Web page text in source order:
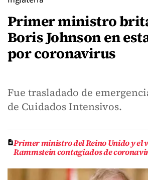
Primer ministro
Boris Johnson en
por coronavirus
Fue trasladado de
de Cuidados Intensivos.
Primer ministro del Reino Unido y el
Rammstein contagiados de